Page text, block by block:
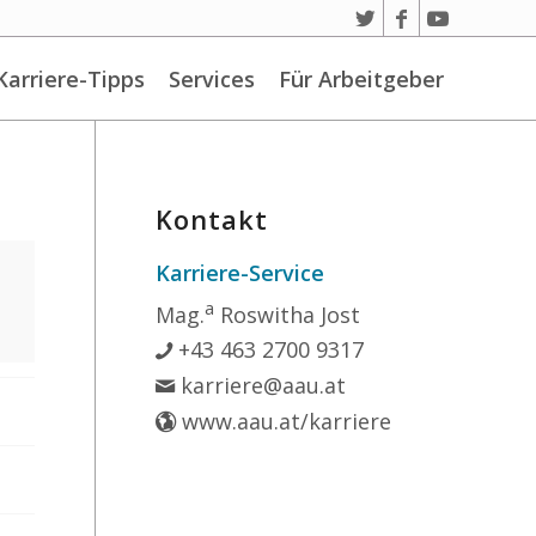
Tipps Services Für Arbeitgeber
Kontakt
Karriere-Service
Mag.a Roswitha Jost
+43 463 2700 9317
karriere@aau.at
www.aau.at/karriere